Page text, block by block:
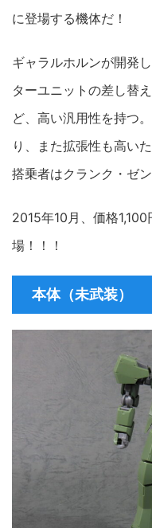
に登場する機体だ！
ギャラルホルンが開発
ターユニットの差し替
ど、高い汎用性を持つ
り、また拡張性も高い
搭乗者はクランク・ゼン
2015年10月、価格
場！！！
本体（未武装）